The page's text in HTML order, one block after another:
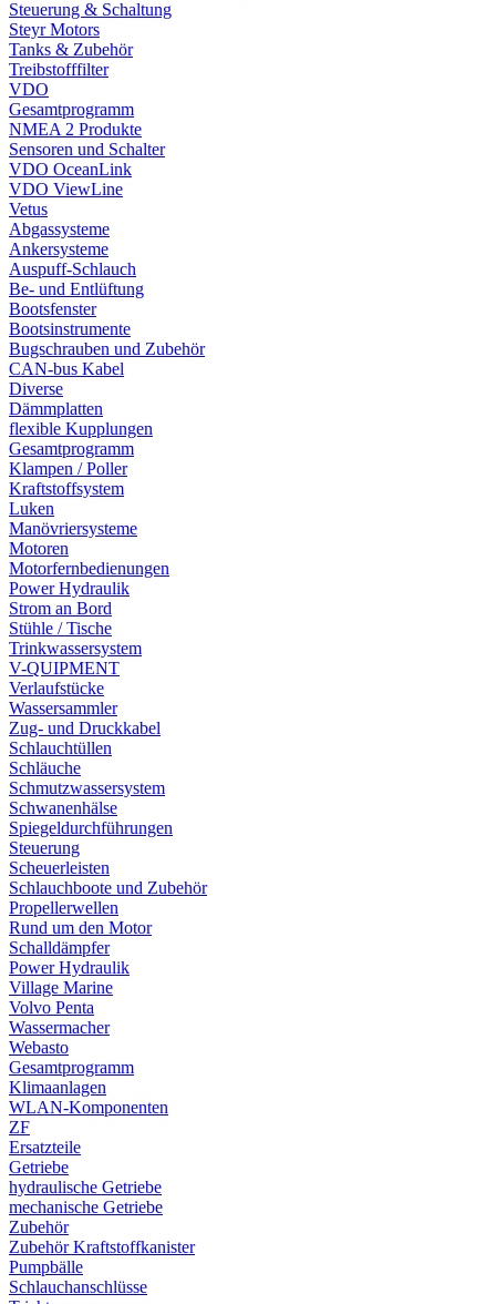
Steuerung & Schaltung
Steyr Motors
Tanks & Zubehör
Treibstofffilter
VDO
Gesamtprogramm
NMEA 2 Produkte
Sensoren und Schalter
VDO OceanLink
VDO ViewLine
Vetus
Abgassysteme
Ankersysteme
Auspuff-Schlauch
Be- und Entlüftung
Bootsfenster
Bootsinstrumente
Bugschrauben und Zubehör
CAN-bus Kabel
Diverse
Dämmplatten
flexible Kupplungen
Gesamtprogramm
Klampen / Poller
Kraftstoffsystem
Luken
Manövriersysteme
Motoren
Motorfernbedienungen
Power Hydraulik
Strom an Bord
Stühle / Tische
Trinkwassersystem
V-QUIPMENT
Verlaufstücke
Wassersammler
Zug- und Druckkabel
Schlauchtüllen
Schläuche
Schmutzwassersystem
Schwanenhälse
Spiegeldurchführungen
Steuerung
Scheuerleisten
Schlauchboote und Zubehör
Propellerwellen
Rund um den Motor
Schalldämpfer
Power Hydraulik
Village Marine
Volvo Penta
Wassermacher
Webasto
Gesamtprogramm
Klimaanlagen
WLAN-Komponenten
ZF
Ersatzteile
Getriebe
hydraulische Getriebe
mechanische Getriebe
Zubehör
Zubehör Kraftstoffkanister
Pumpbälle
Schlauchanschlüsse